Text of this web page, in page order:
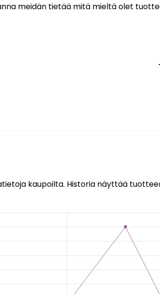
meidän tietää mitä mieltä olet
kaupoilta. Historia näyttää